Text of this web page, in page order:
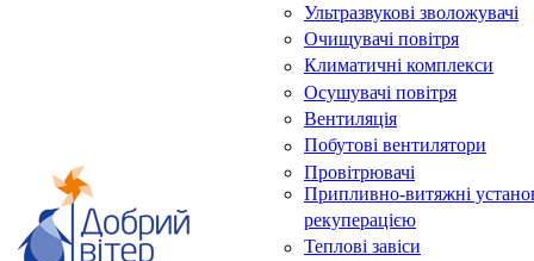
Ультразвукові зволожувачі
Очищувачі повітря
Климатичні комплекси
Осушувачі повітря
Вентиляція
Побутові вентилятори
Провітрювачі
Припливно-витяжні
рекуперацією
Теплові завіси